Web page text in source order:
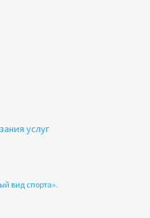
услуг
вид спорта».